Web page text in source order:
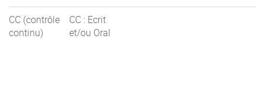
CC (contrôle
continu)
CC : Ecrit
et/ou Oral